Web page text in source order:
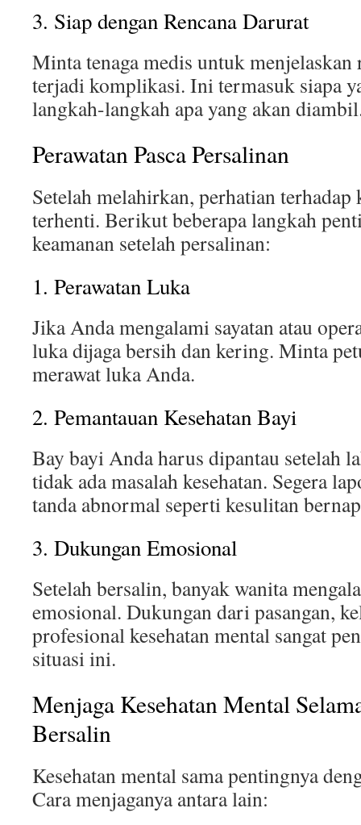
3. Siap dengan Rencana Darurat
Minta tenaga medis untuk
terjadi komplikasi. Ini termasuk siapa
langkah-langkah apa yang akan
Perawatan Pasca Persalinan
Setelah melahirkan, perhatian
terhenti. Berikut beberapa langkah
keamanan setelah persalinan:
1. Perawatan Luka
Jika Anda mengalami sayatan atau
luka dijaga bersih dan kering. Minta
merawat luka Anda.
2. Pemantauan Kesehatan Bayi
Bay bayi Anda harus dipantau setelah
tidak ada masalah kesehatan. Segera
tanda abnormal seperti kesulitan
3. Dukungan Emosional
Setelah bersalin, banyak wanita
emosional. Dukungan dari pasangan,
profesional kesehatan mental sangat
situasi ini.
Menjaga Kesehatan Mental
Bersalin
Kesehatan mental sama pentingnya
Cara menjaganya antara lain: